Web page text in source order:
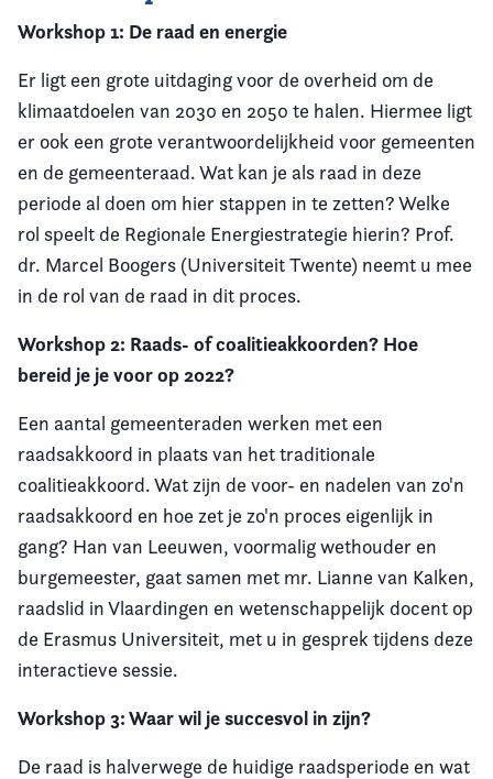
Workshop 1: De raad en energie
Er ligt een grote uitdaging voor de overheid om de
klimaatdoelen van 2030 en 2050 te halen. Hiermee ligt
er ook een grote verantwoordelijkheid voor gemeenten
en de gemeenteraad. Wat kan je als raad in deze
periode al doen om hier stappen in te zetten? Welke
rol speelt de Regionale Energiestrategie hierin? Prof.
dr. Marcel Boogers (Universiteit Twente) neemt u mee
in de rol van de raad in dit proces.
Workshop 2: Raads- of coalitieakkoorden? Hoe
bereid je je voor op 2022?
Een aantal gemeenteraden werken met een
raadsakkoord in plaats van het traditionale
coalitieakkoord. Wat zijn de voor- en nadelen van zo'n
raadsakkoord en hoe zet je zo'n proces eigenlijk in
gang? Han van Leeuwen, voormalig wethouder en
burgemeester, gaat samen met mr. Lianne van Kalken,
raadslid in Vlaardingen en wetenschappelijk docent op
de Erasmus Universiteit, met u in gesprek tijdens deze
interactieve sessie.
Workshop 3: Waar wil je succesvol in zijn?
De raad is halverwege de huidige raadsperiode en wat